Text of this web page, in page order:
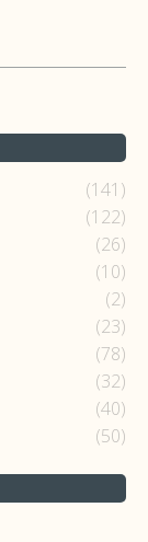
(141)
(122)
(26)
(10)
(2)
(23)
(78)
(32)
(40)
(50)